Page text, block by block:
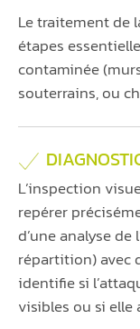
Le traitement de
étapes
contaminée
souterrains, ou
L’inspection
repérer
d’une analyse de
répartition) avec
identifie si
visibles ou si